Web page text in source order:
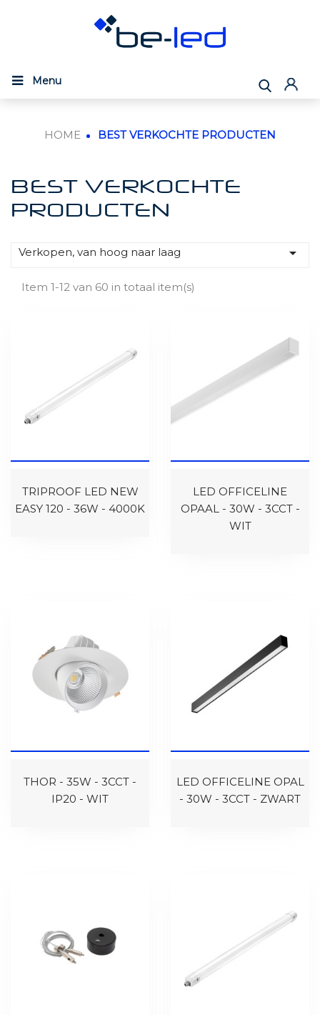
Menu
HOME BEST VERKOCHTE PRODUCTEN
BEST VERKOCHTE
PRODUCTEN
Verkopen, van hoog naar laag 
Item 1-12 van 60 in totaal item(s)
TRIPROOF LED NEW
EASY 120 - 36W - 4000K
LED OFFICELINE
OPAAL - 30W - 3CCT -
WIT
THOR - 35W - 3CCT -
IP20 - WIT
LED OFFICELINE OPAL
- 30W - 3CCT - ZWART